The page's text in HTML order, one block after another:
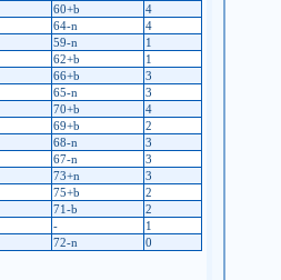
60+b
4
64-n
4
59-n
1
62+b
1
66+b
3
65-n
3
70+b
4
69+b
2
68-n
3
67-n
3
73+n
3
75+b
2
71-b
2
-
1
72-n
0